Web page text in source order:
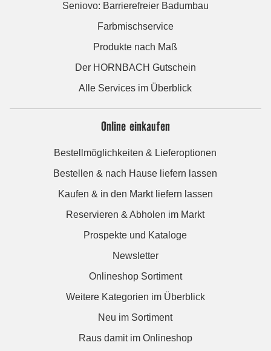
Seniovo: Barrierefreier Badumbau
Farbmischservice
Produkte nach Maß
Der HORNBACH Gutschein
Alle Services im Überblick
Online einkaufen
Bestellmöglichkeiten & Lieferoptionen
Bestellen & nach Hause liefern lassen
Kaufen & in den Markt liefern lassen
Reservieren & Abholen im Markt
Prospekte und Kataloge
Newsletter
Onlineshop Sortiment
Weitere Kategorien im Überblick
Neu im Sortiment
Raus damit im Onlineshop